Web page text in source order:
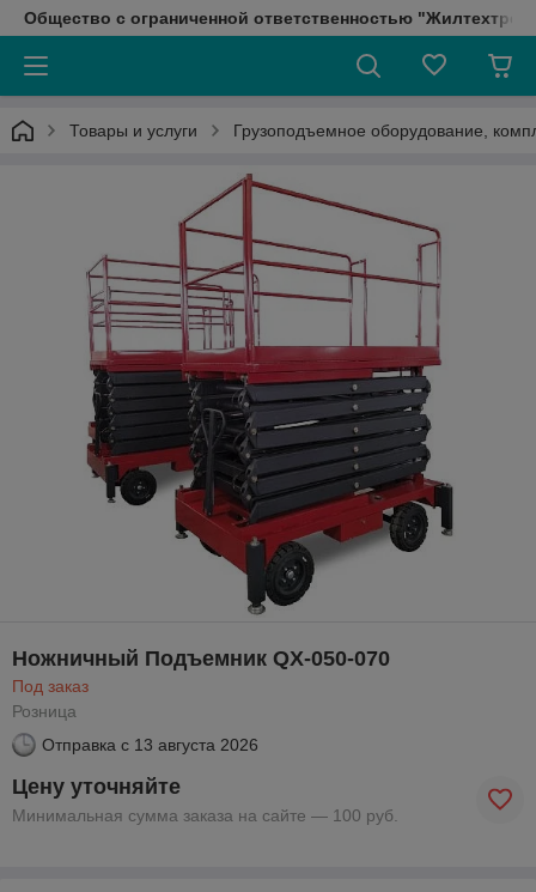
Общество с ограниченной ответственностью
Товары и услуги Грузоподъемное оборудование,
Ножничный Подъемник QX-050-070
Под заказ
Розница
Отправка с 13 августа 2026
Цену уточняйте
Минимальная сумма заказа на сайте — 100 руб.